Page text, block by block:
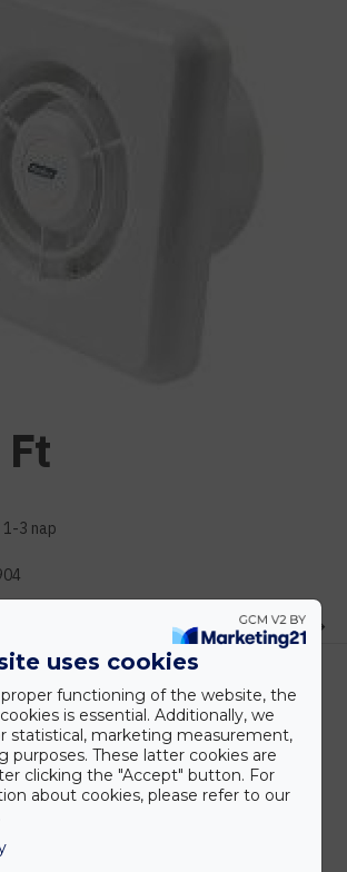
3 nap
Kedvezmények
és megadjuk a legjobb gyártói árakat.
uses cookies
functioning of the website, the
is essential. Additionally, we
statistical, marketing measurement,
purposes. These latter cookies are
clicking the "Accept" button. For
about cookies, please refer to our